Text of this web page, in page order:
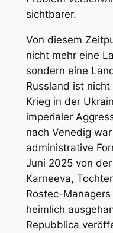
sichtbarer.
Von diesem
nicht mehr eine
sondern eine
Russland ist
Krieg in der
imperialer
nach Venedig
administrative
Juni 2025 von
Karneeva,
Rostec-
heimlich
Repubblica